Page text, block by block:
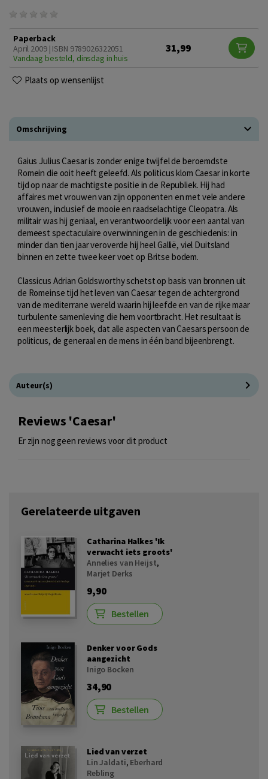
Paperback
April 2009 | ISBN 9789026322051
Vandaag besteld, dinsdag in huis
31,99
Plaats op wensenlijst
Omschrijving
Gaius Julius Caesar is zonder enige twijfel de beroemdste
Romein die ooit heeft geleefd. Als politicus klom Caesar in korte
tijd op naar de machtigste positie in de Republiek. Hij had
affaires met vrouwen van zijn opponenten en met vele andere
vrouwen, inclusief de mooie en raadselachtige Cleopatra. Als
militair was hij geniaal, en verantwoordelijk voor een aantal van
demeest spectaculaire overwinningen in de geschiedenis: in
minder dan tien jaar veroverde hij heel Gallië, viel Duitsland
binnen en zette twee keer voet op Britse bodem.
Classicus Adrian Goldsworthy schetst op basis van bronnen uit
de Romeinse tijd het leven van Caesar tegen de achtergrond
van de mediterrane wereld waarin hij leefde en van de rijke maar
turbulente samenleving die hem voortbracht. Het resultaat is
een meesterlijk boek, dat alle aspecten van Caesars persoon de
politicus, de generaal en de mens in één band bijeenbrengt.
Auteur(s)
Reviews 'Caesar'
Er zijn nog geen reviews voor dit product
Gerelateerde uitgaven
Catharina Halkes 'Ik
verwacht iets groots'
Annelies van Heijst,
Marjet Derks
9,90
Bestellen
Denker voor Gods
aangezicht
Inigo Bocken
34,90
Bestellen
Lied van verzet
Lin Jaldati, Eberhard
Rebling